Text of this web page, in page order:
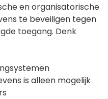
en organisatorische
te beveiligen tegen
toegang. Denk
is alleen mogelijk